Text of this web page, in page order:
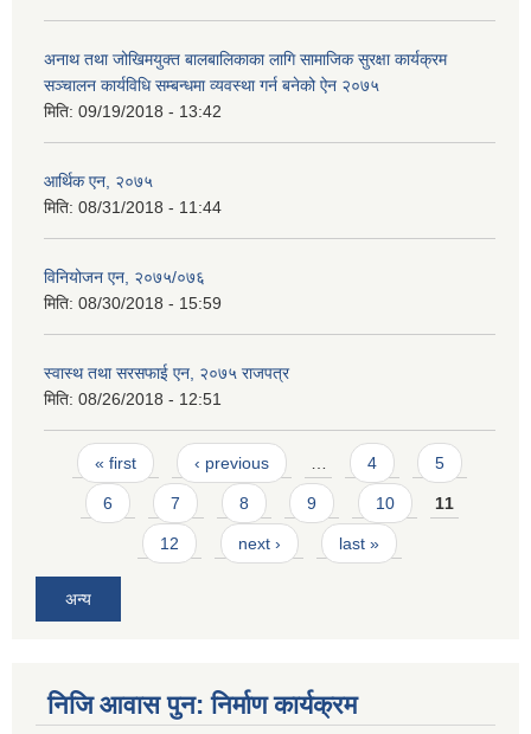
अनाथ तथा जोखिमयुक्त बालबालिकाका लागि सामाजिक सुरक्षा कार्यक्रम
सञ्चालन कार्यविधि सम्बन्धमा व्यवस्था गर्न बनेको ऐन २०७५
मिति: 09/19/2018 - 13:42
आर्थिक एन, २०७५
मिति: 08/31/2018 - 11:44
विनियोजन एन, २०७५/०७६
मिति: 08/30/2018 - 15:59
स्वास्थ तथा सरसफाई एन, २०७५ राजपत्र
मिति: 08/26/2018 - 12:51
Pages
« first ‹ previous 4 5
6 7 8 9 10 11
12 next › last »
अन्य
निजि आवास पुन: निर्माण कार्यक्रम